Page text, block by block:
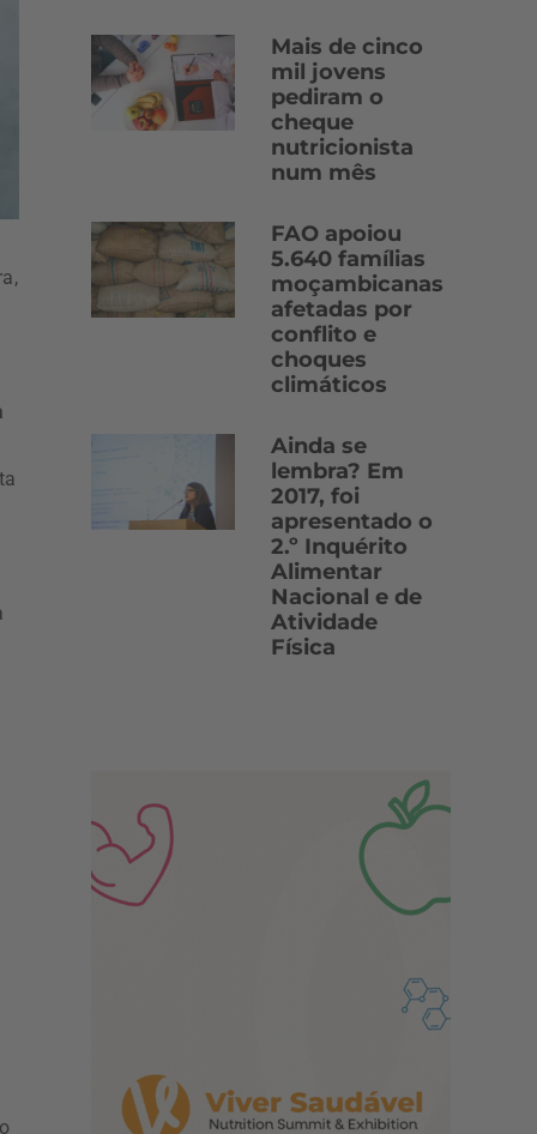
Mais de cinco
mil jovens
pediram o
cheque
nutricionista
num mês
FAO apoiou
5.640 famílias
moçambicanas
afetadas por
conflito e
choques
climáticos
Ainda se
lembra? Em
2017, foi
apresentado o
2.º Inquérito
Alimentar
Nacional e de
Atividade
Física